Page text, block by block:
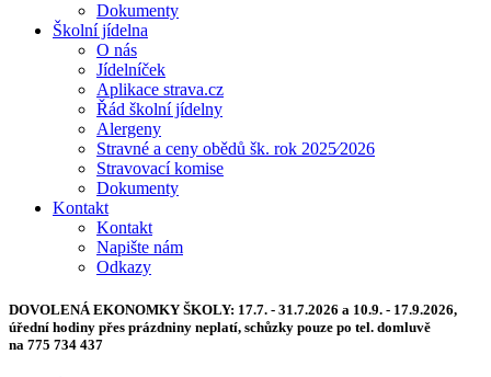
Dokumenty
Školní jídelna
O nás
Jídelníček
Aplikace strava.cz
Řád školní jídelny
Alergeny
Stravné a ceny obědů šk. rok 2025⁄2026
Stravovací komise
Dokumenty
Kontakt
Kontakt
Napište nám
Odkazy
DOVOLENÁ EKONOMKY ŠKOLY: 17.7. - 31.7.2026 a 10.9. - 17.9.2026,
úřední hodiny přes prázdniny neplatí, schůzky pouze po tel. domluvě
na 775 734 437